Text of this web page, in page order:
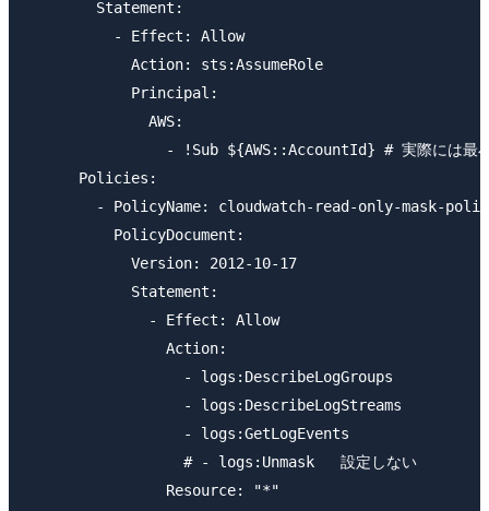
        Statement:
          - Effect: Allow
            Action: sts:AssumeRole
            Principal:
              AWS:
- !Sub ${AWS::AccountId} # 実際には最
      Policies:
- PolicyName: cloudwatch-read-only-mask-
          PolicyDocument:
            Version: 2012-10-17
            Statement:
              - Effect: Allow
                Action:
                  - logs:DescribeLogGroups
                  - logs:DescribeLogStreams
                  - logs:GetLogEvents
                  # - logs:Unmask   設定しない
                Resource: "*"